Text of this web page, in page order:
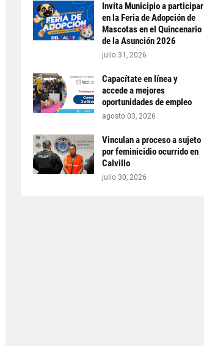
Invita Municipio a participar
en la Feria de Adopción de
Mascotas en el Quincenario
de la Asunción 2026
julio 31, 2026
Capacítate en línea y
accede a mejores
oportunidades de empleo
agosto 03, 2026
Vinculan a proceso a sujeto
por feminicidio ocurrido en
Calvillo
julio 30, 2026